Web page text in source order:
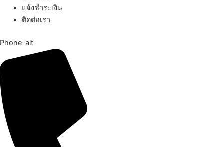
แจ้งชำระเงิน
ติดต่อเรา
Phone-alt